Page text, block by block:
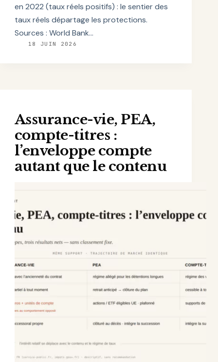
en 2022 (taux réels positifs) : le sentier des
taux réels départage les protections.
Sources : World Bank…
18 JUIN 2026
Assurance-vie, PEA,
compte-titres :
l’enveloppe compte
autant que le contenu